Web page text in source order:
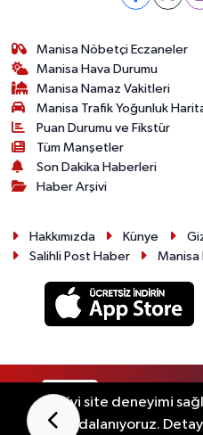
Manisa Nöbetçi Eczaneler
Manisa Hava Durumu
Manisa Namaz Vakitleri
Manisa Trafik Yoğunluk
Puan Durumu ve Fikstür
Tüm Manşetler
Son Dakika Haberleri
Haber Arşivi
Hakkımızda Künye
Salihli Post Haber
Manisa
En iyi site deneyimi
faydalanıyoruz.